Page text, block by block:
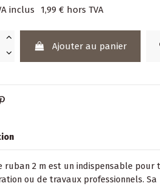
inclus 1,99 € hors TVA
Ajouter au panier
ruban 2 m est un indispensable pour
ou de travaux professionnels.